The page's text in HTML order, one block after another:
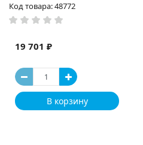
Код товара: 48772
19 701 ₽
В корзину